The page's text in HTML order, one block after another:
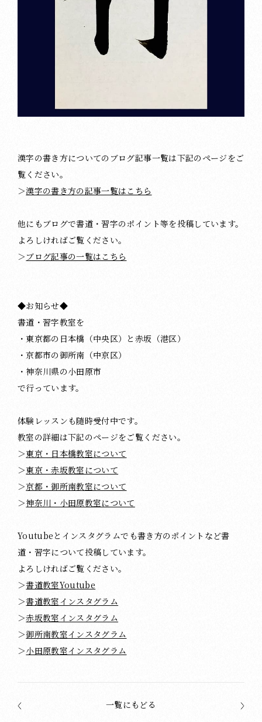
漢字の書き方についてのブログ記事一覧は下記のページをご
覧ください。
＞漢字の書き方の記事一覧はこちら
他にもブログで書道・習字のポイント等を投稿しています。
よろしければご覧ください。
＞ ブログ記事の一覧はこちら
◆お知らせ◆
書道・習字教室を
・東京都の日本橋（中央区）と赤坂（港区）
・京都市の御所南（中京区）
・神奈川県の小田原市
で行っています。
体験レッスンも随時受付中です。
教室の詳細は下記のページをご覧ください。
＞東京・日本橋教室について
＞東京・赤坂教室について
＞京都・御所南教室について
＞神奈川・小田原教室について
Youtubeとインスタグラムでも書き方のポイントなど書
道・習字について投稿しています。
よろしければご覧ください。
＞書道教室Youtube
＞書道教室インスタグラム
＞赤坂教室インスタグラム
＞御所南教室インスタグラム
＞小田原教室インスタグラム
一覧にもどる